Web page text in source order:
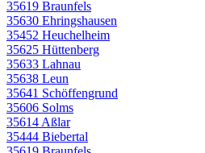
35619 Braunfels
35630 Ehringshausen
35452 Heuchelheim
35625 Hüttenberg
35633 Lahnau
35638 Leun
35641 Schöffengrund
35606 Solms
35614 Aßlar
35444 Biebertal